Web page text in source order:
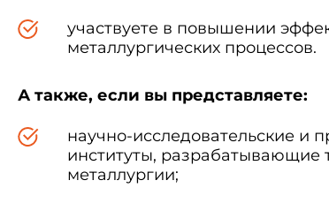
участвуете в повышении
металлургических процессов.
А также, если вы представляете:
научно-исследовательские и
институты, разрабатывающие
металлургии;